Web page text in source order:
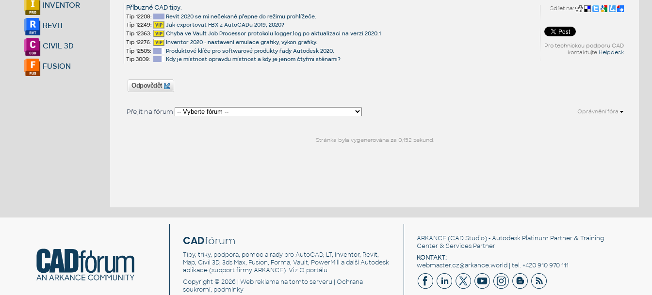
INVENTOR
REVIT
CIVIL 3D
FUSION
Sdílet na:
Pro technickou podporu CAD
kontaktujte Helpdesk
Příbuzné CAD tipy:
Tip 12208:
Revit 2020 se mi nečekaně přepne do režimu prohlížeče.
Tip 12249:
Jak exportovat FBX z AutoCADu 2019, 2020?
Tip 12363:
Chyba ve Vault Job Processor protokolu logger.log po aktualizaci na verzi 2020.1
Tip 12276:
Inventor 2020 - nastavení emulace grafiky, výkon grafiky.
Tip 12505:
Produktové klíče pro softwarové produkty řady Autodesk 2020.
Tip 3009:
Kdy je místnost opravdu místnost a kdy je jenom čtyřmi stěnami?
Odpovědět
Přejít na fórum Oprávnění fóra
Stránka byla vygenerována za 0,152 sekund.
CADfórum
Tipy, triky, podpora, pomoc a rady pro AutoCAD, LT, Inventor, Revit,
Map, Civil 3D, 3ds Max, Fusion, Forma, Vault, PowerMill a další Autodesk
aplikace (support firmy ARKANCE). VizO portálu.
Copyright © 2026 |Web reklama na tomto serveru |Ochrana
soukromí, podmínky
ARKANCE (CAD Studio) - Autodesk Platinum Partner & Training
Center & Services Partner
KONTAKT:
webmaster.cz@arkance.world | tel. +420 910 970 111